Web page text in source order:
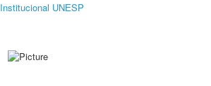
UNESP